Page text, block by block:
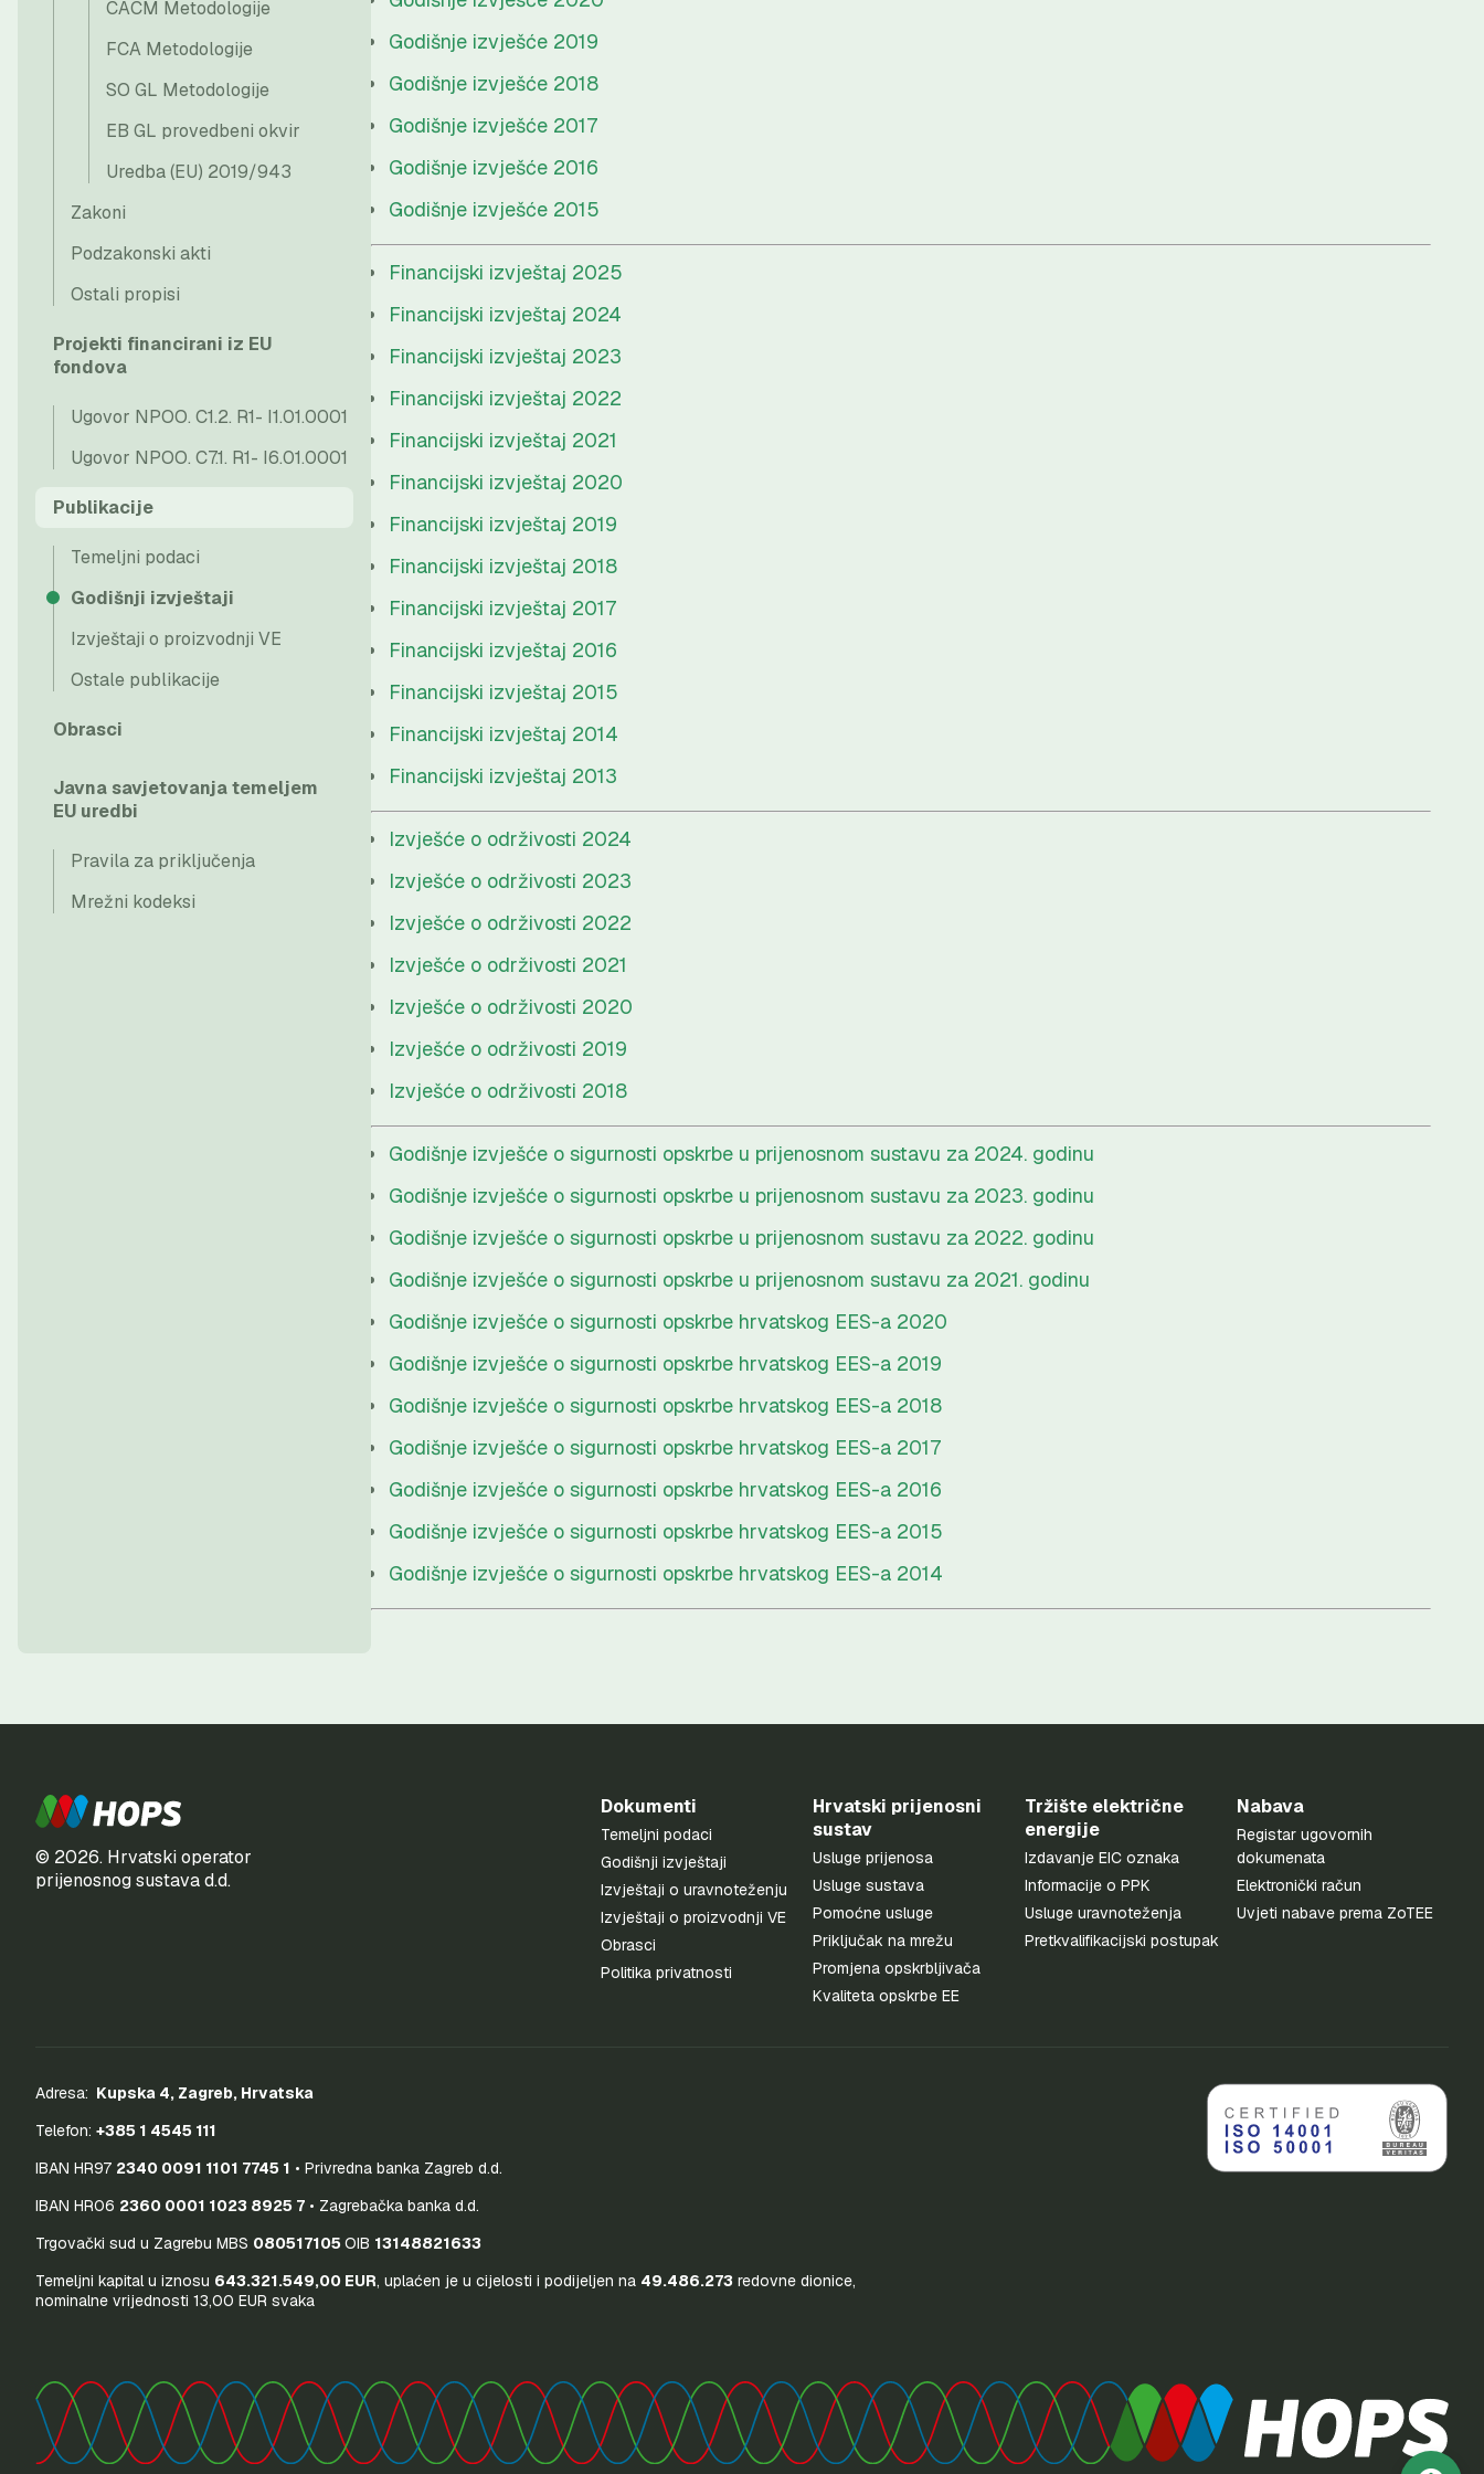
CACM Metodologije
FCA Metodologije
SO GL Metodologije
EB GL provedbeni okvir
Uredba (EU) 2019/943
Zakoni
Podzakonski akti
Ostali propisi
Projekti financirani iz EU
fondova
Ugovor NPOO. C1.2. R1- I1.01.0001
Ugovor NPOO. C7.1. R1- I6.01.0001
Publikacije
Temeljni podaci
Godišnji izvještaji
Izvještaji o proizvodnji VE
Ostale publikacije
Obrasci
Javna savjetovanja temeljem
EU uredbi
Pravila za priključenja
Mrežni kodeksi
Godišnje izvješće 2019
Godišnje izvješće 2018
Godišnje izvješće 2017
Godišnje izvješće 2016
Godišnje izvješće 2015
Financijski izvještaj 2025
Financijski izvještaj 2024
Financijski izvještaj 2023
Financijski izvještaj 2022
Financijski izvještaj 2021
Financijski izvještaj 2020
Financijski izvještaj 2019
Financijski izvještaj 2018
Financijski izvještaj 2017
Financijski izvještaj 2016
Financijski izvještaj 2015
Financijski izvještaj 2014
Financijski izvještaj 2013
Izvješće o održivosti 2024
Izvješće o održivosti 2023
Izvješće o održivosti 2022
Izvješće o održivosti 2021
Izvješće o održivosti 2020
Izvješće o održivosti 2019
Izvješće o održivosti 2018
Godišnje izvješće o sigurnosti opskrbe u prijenosnom sustavu za 2024. godinu
Godišnje izvješće o sigurnosti opskrbe u prijenosnom sustavu za 2023. godinu
Godišnje izvješće o sigurnosti opskrbe u prijenosnom sustavu za 2022. godinu
Godišnje izvješće o sigurnosti opskrbe u prijenosnom sustavu za 2021. godinu
Godišnje izvješće o sigurnosti opskrbe hrvatskog EES-a 2020
Godišnje izvješće o sigurnosti opskrbe hrvatskog EES-a 2019
Godišnje izvješće o sigurnosti opskrbe hrvatskog EES-a 2018
Godišnje izvješće o sigurnosti opskrbe hrvatskog EES-a 2017
Godišnje izvješće o sigurnosti opskrbe hrvatskog EES-a 2016
Godišnje izvješće o sigurnosti opskrbe hrvatskog EES-a 2015
Godišnje izvješće o sigurnosti opskrbe hrvatskog EES-a 2014
© 2026. Hrvatski operator
prijenosnog sustava d.d.
Dokumenti
Temeljni podaci
Godišnji izvještaji
Izvještaji o uravnoteženju
Izvještaji o proizvodnji VE
Obrasci
Politika privatnosti
Hrvatski prijenosni
sustav
Usluge prijenosa
Usluge sustava
Pomoćne usluge
Priključak na mrežu
Promjena opskrbljivača
Kvaliteta opskrbe EE
Tržište električne
energije
Izdavanje EIC oznaka
Informacije o PPK
Usluge uravnoteženja
Pretkvalifikacijski postupak
Nabava
Registar ugovornih
dokumenata
Elektronički račun
Uvjeti nabave prema ZoTEE
Adresa: Kupska 4, Zagreb, Hrvatska
Telefon: +385 1 4545 111
IBAN HR97 2340 0091 1101 7745 1 • Privredna banka Zagreb d.d.
IBAN HR06 2360 0001 1023 8925 7 • Zagrebačka banka d.d.
Trgovački sud u Zagrebu MBS 080517105OIB 13148821633
Temeljni kapital u iznosu 643.321.549,00 EUR, uplaćen je u cijelosti i podijeljen na 49.486.273 redovne dionice,
nominalne vrijednosti 13,00 EUR svaka